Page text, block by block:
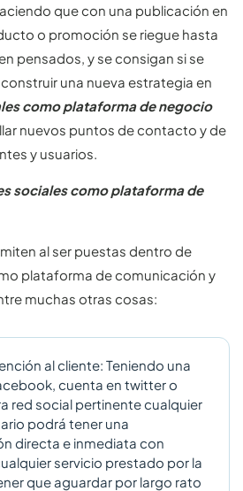
que con una publicación en
o promoción se riegue hasta
pensados, y se consigan si se
una nueva estrategia en
como plataforma de negocio
nuevos puntos de contacto y de
y usuarios.
sociales como plataforma de
al ser puestas dentro de
plataforma de comunicación y
muchas otras cosas:
al cliente: Teniendo una
cuenta en twitter o
red social pertinente cualquier
podrá tener una
directa e inmediata con
servicio prestado por la
que aguardar por largo rato